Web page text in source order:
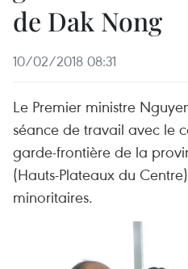
de Dak Nong
10/02/2018 08:31
Le Premier ministre
séance de travail avec le
garde-frontière de la
(Hauts-Plateaux du
minoritaires.